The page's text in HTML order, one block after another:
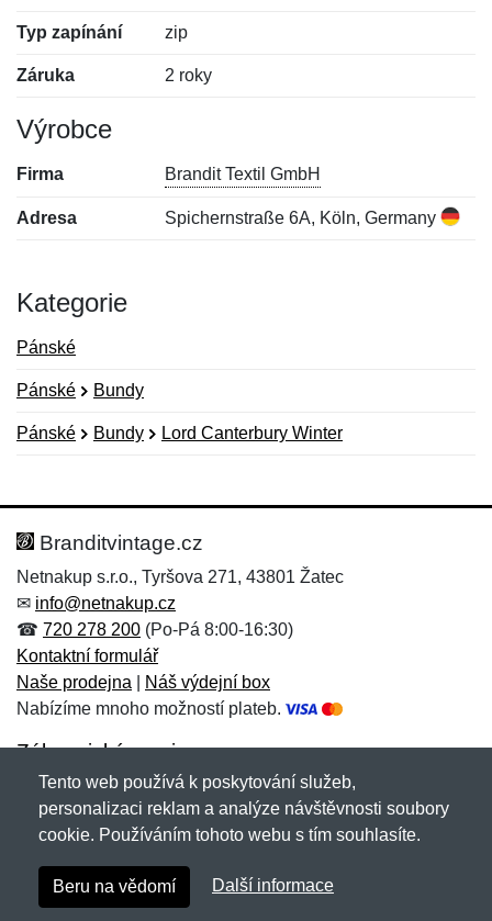
Typ zapínání zip
Záruka 2 roky
Výrobce
Firma Brandit Textil GmbH
Adresa Spichernstraße 6A, Köln, Germany
Kategorie
Pánské
Pánské Bundy
Pánské Bundy Lord Canterbury Winter
Hodnocení:
Jméno: *
Zpráva*
Jméno:
E-mail:*
Branditvintage.cz
Netnakup s.r.o., Tyršova 271, 43801 Žatec
✉ info@netnakup.cz
☎ 720 278 200 (Po-Pá 8:00-16:30)
Kontaktní formulář
Naše prodejna
Náš výdejní box
Nabízíme mnoho možností plateb.
Zákaznický servis
Novinky emailem
Copyright © 2007-2026 (19 let s vámi)Netnakup.cz
NetIQ. Všechna práva vyhrazena.
Tento web používá k poskytování služeb,
personalizaci reklam a analýze návštěvnosti soubory
cookie. Používáním tohoto webu s tím souhlasíte.
Beru na vědomí Další informace